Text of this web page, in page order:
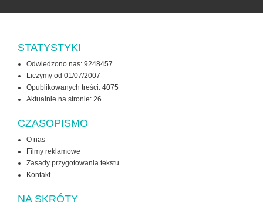
STATYSTYKI
Odwiedzono nas: 9248457
Liczymy od 01/07/2007
Opublikowanych treści: 4075
Aktualnie na stronie: 26
CZASOPISMO
O nas
Filmy reklamowe
Zasady przygotowania tekstu
Kontakt
NA SKRÓTY